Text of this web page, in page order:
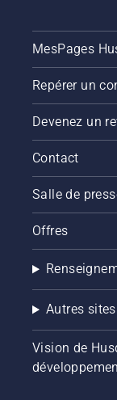
MesPages
Repérer un
Devenez un
Contact
Salle de
Offres
Autres
Vision de